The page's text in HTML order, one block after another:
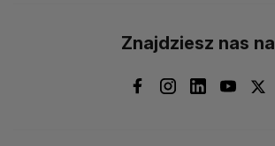
Znajdziesz nas na